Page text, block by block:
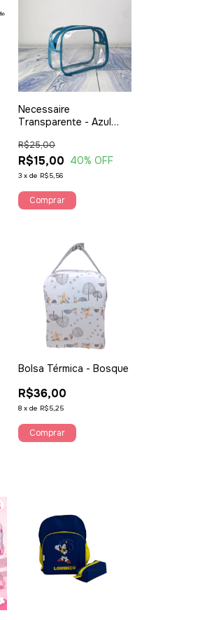
Necessaire
Transparente - Azul
R$15,00
R$25,00
40% OFF
3 xde R$5,56
Bolsa Térmica - Bosque
R$36,00
8 xde R$5,25